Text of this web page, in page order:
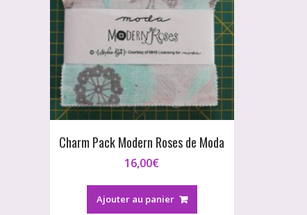
Charm Pack Modern Roses de Moda
16,00€
Ajouter au panier